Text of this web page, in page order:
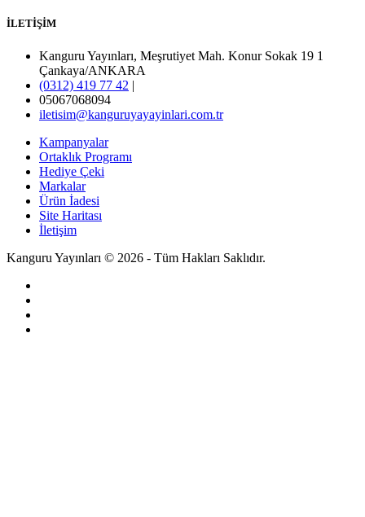
İLETİŞİM
Kanguru Yayınları, Meşrutiyet Mah. Konur Sokak 19 1
Çankaya/ANKARA
(0312) 419 77 42 |
05067068094
iletisim@kanguruyayayinlari.com.tr
Kampanyalar
Ortaklık Programı
Hediye Çeki
Markalar
Ürün İadesi
Site Haritası
İletişim
Kanguru Yayınları © 2026 - Tüm Hakları Saklıdır.